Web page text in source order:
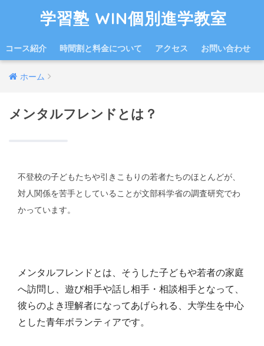
学習塾 WIN個別進学教室
コース紹介 時間割と料金について アクセス お問い合わせ
ホーム
メンタルフレンドとは？
不登校の子どもたちや引きこもりの若者たちのほとんどが、
対人関係を苦手としていることが文部科学省の調査研究でわ
かっています。
メンタルフレンドとは、そうした子どもや若者の家庭
へ訪問し、遊び相手や話し相手・相談相手となって、
彼らのよき理解者になってあげられる、大学生を中心
とした青年ボランティアです。